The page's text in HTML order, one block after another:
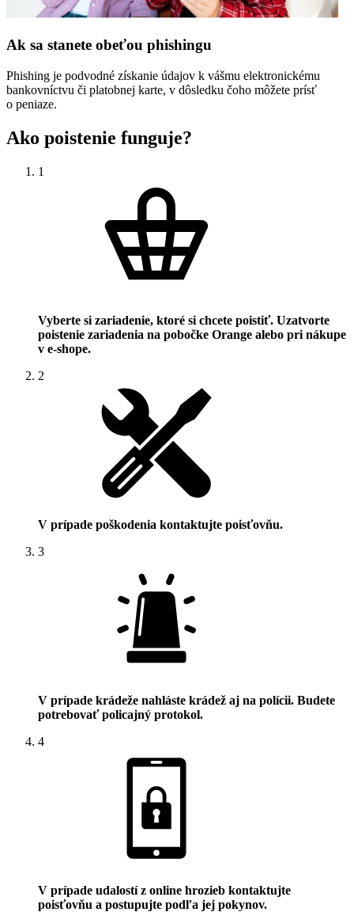
Ak sa stanete obeťou phishingu
Phishing je podvodné získanie údajov k vášmu elektronickému
bankovníctvu či platobnej karte, v dôsledku čoho môžete prísť
o peniaze.
Ako poistenie funguje?
1
Vyberte si zariadenie, ktoré si chcete poistiť. Uzatvorte
poistenie zariadenia na pobočke Orange alebo pri nákupe
v e‑shope.
2
V prípade poškodenia kontaktujte poisťovňu.
3
V prípade krádeže nahláste krádež aj na polícii. Budete
potrebovať policajný protokol.
4
V prípade udalostí z online hrozieb kontaktujte
poisťovňu a postupujte podľa jej pokynov.